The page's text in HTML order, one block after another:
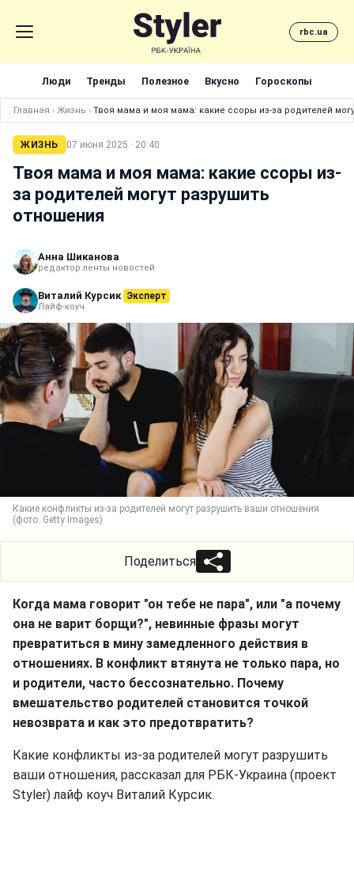
rbc.ua
Люди Тренды Полезное Вкусно Гороскопы
Главная › Жизнь › Твоя мама и моя мама: какие ссоры из-за родителей
ЖИЗНЬ 07 июня 2025 · 20:40
Твоя мама и моя мама: какие ссоры из-
за родителей могут разрушить
отношения
Анна Шиканова
редактор ленты новостей
Виталий Курсик Эксперт
Лайф-коуч
Какие конфликты из-за родителей могут разрушить ваши отношения
(фото: Getty Images)
Поделиться
Когда мама говорит "он тебе не пара", или "а почему
она не варит борщи?", невинные фразы могут
превратиться в мину замедленного действия в
отношениях. В конфликт втянута не только пара, но
и родители, часто бессознательно. Почему
вмешательство родителей становится точкой
невозврата и как это предотвратить?
Какие конфликты из-за родителей могут разрушить
ваши отношения, рассказал для РБК-Украина (проект
Styler) лайф коуч Виталий Курсик.